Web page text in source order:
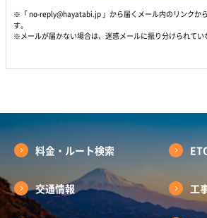
※「 no-reply@hayatabi.jp 」から届くメール内のリンクか
す。
※メールが届かない場合は、迷惑メールに振り分けられてい
料金・ルート検索
交通情報 工